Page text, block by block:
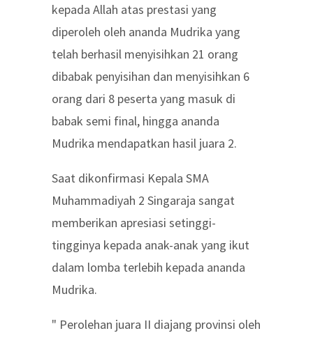
kepada Allah atas prestasi yang
diperoleh oleh ananda Mudrika yang
telah berhasil menyisihkan 21 orang
dibabak penyisihan dan menyisihkan 6
orang dari 8 peserta yang masuk di
babak semi final, hingga ananda
Mudrika mendapatkan hasil juara 2.
Saat dikonfirmasi Kepala SMA
Muhammadiyah 2 Singaraja sangat
memberikan apresiasi setinggi-
tingginya kepada anak-anak yang ikut
dalam lomba terlebih kepada ananda
Mudrika.
" Perolehan juara II diajang provinsi oleh